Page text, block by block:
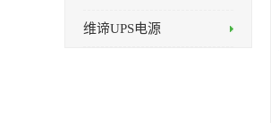
维谛UPS电源